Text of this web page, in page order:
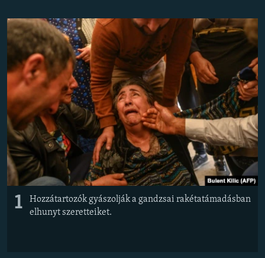
DEMOKRÁCIA
A PÉNZ NYOMÁBAN
EURÓPAI UNIÓ
VILÁG
KLÍMAVÁLTOZÁS
A MÚLT TANULSÁGAI
KÖVESSEN MINKET!
1
Hozzátartozók gyászolják a gandzsai rakétatámadásban
elhunyt szeretteiket.